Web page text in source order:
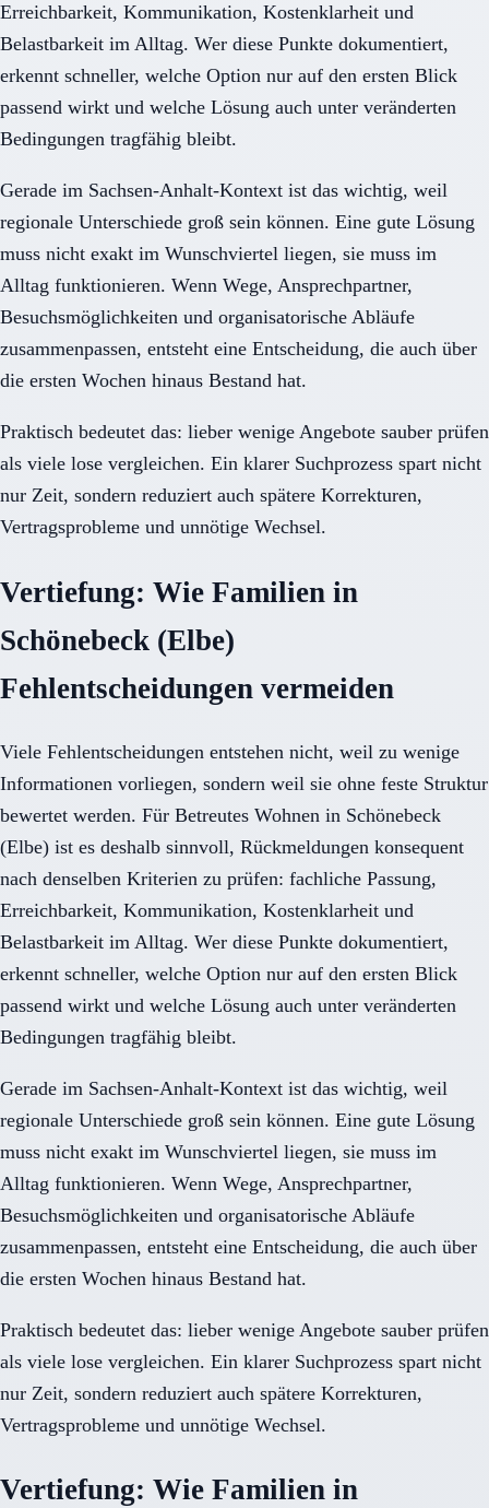
Erreichbarkeit, Kommunikation, Kostenklarheit und
Belastbarkeit im Alltag. Wer diese Punkte dokumentiert,
erkennt schneller, welche Option nur auf den ersten Blick
passend wirkt und welche Lösung auch unter veränderten
Bedingungen tragfähig bleibt.
Gerade im Sachsen-Anhalt-Kontext ist das wichtig, weil
regionale Unterschiede groß sein können. Eine gute Lösung
muss nicht exakt im Wunschviertel liegen, sie muss im
Alltag funktionieren. Wenn Wege, Ansprechpartner,
Besuchsmöglichkeiten und organisatorische Abläufe
zusammenpassen, entsteht eine Entscheidung, die auch über
die ersten Wochen hinaus Bestand hat.
Praktisch bedeutet das: lieber wenige Angebote sauber prüfen
als viele lose vergleichen. Ein klarer Suchprozess spart nicht
nur Zeit, sondern reduziert auch spätere Korrekturen,
Vertragsprobleme und unnötige Wechsel.
Vertiefung: Wie Familien in
Schönebeck (Elbe)
Fehlentscheidungen vermeiden
Viele Fehlentscheidungen entstehen nicht, weil zu wenige
Informationen vorliegen, sondern weil sie ohne feste Struktur
bewertet werden. Für Betreutes Wohnen in Schönebeck
(Elbe) ist es deshalb sinnvoll, Rückmeldungen konsequent
nach denselben Kriterien zu prüfen: fachliche Passung,
Erreichbarkeit, Kommunikation, Kostenklarheit und
Belastbarkeit im Alltag. Wer diese Punkte dokumentiert,
erkennt schneller, welche Option nur auf den ersten Blick
passend wirkt und welche Lösung auch unter veränderten
Bedingungen tragfähig bleibt.
Gerade im Sachsen-Anhalt-Kontext ist das wichtig, weil
regionale Unterschiede groß sein können. Eine gute Lösung
muss nicht exakt im Wunschviertel liegen, sie muss im
Alltag funktionieren. Wenn Wege, Ansprechpartner,
Besuchsmöglichkeiten und organisatorische Abläufe
zusammenpassen, entsteht eine Entscheidung, die auch über
die ersten Wochen hinaus Bestand hat.
Praktisch bedeutet das: lieber wenige Angebote sauber prüfen
als viele lose vergleichen. Ein klarer Suchprozess spart nicht
nur Zeit, sondern reduziert auch spätere Korrekturen,
Vertragsprobleme und unnötige Wechsel.
Vertiefung: Wie Familien in